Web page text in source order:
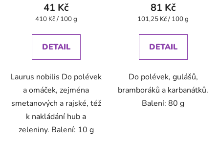
41 Kč
Měrná
410 Kč / 100 g
DETAIL
Laurus nobilis Do polévek
a omáček, zejména
smetanových a rajské, též
k nakládání hub a
zeleniny. Balení: 10 g
81 Kč
Měrná
101,25 Kč / 100 g
DETAIL
Do polévek, gulášů,
bramboráků a karbanátků.
Balení: 80 g